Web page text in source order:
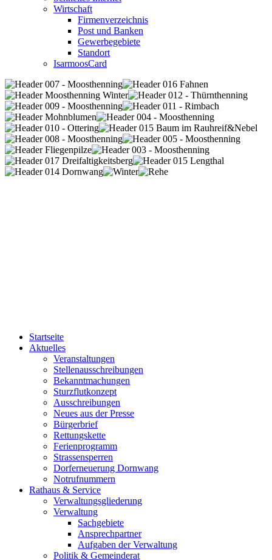
Wirtschaft
Firmenverzeichnis
Post und Banken
Gewerbegebiete
Standort
IsarmoosCard
Startseite
Aktuelles
Veranstaltungen
Stellenausschreibungen
Bekanntmachungen
Sturzflutkonzept
Ausschreibungen
Neues aus der Presse
Bürgerbrief
Rettungskette
Ferienprogramm
Strassensperren
Dorferneuerung Dornwang
Notrufnummern
Rathaus & Service
Verwaltungsgliederung
Verwaltung
Sachgebiete
Ansprechpartner
Aufgaben der Verwaltung
Politik & Gemeinderat